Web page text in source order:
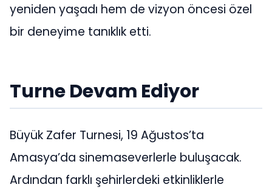
yeniden yaşadı hem de vizyon öncesi özel
bir deneyime tanıklık etti.
Turne Devam Ediyor
Büyük Zafer Turnesi, 19 Ağustos’ta
Amasya’da sinemaseverlerle buluşacak.
Ardından farklı şehirlerdeki etkinliklerle